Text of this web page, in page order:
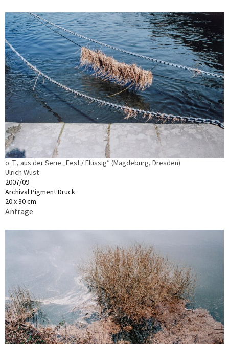
o. T., aus der Serie „Fest / Flüssig“ (Magdeburg, Dresden)
Ulrich Wüst
2007/09
Archival Pigment Druck
20 x 30 cm
Anfrage